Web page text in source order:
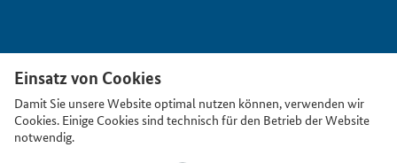
Einsatz von Cookies
Damit Sie unsere Website optimal nutzen können, verwenden wir
Cookies. Einige Cookies sind technisch für den Betrieb der Website
notwendig.